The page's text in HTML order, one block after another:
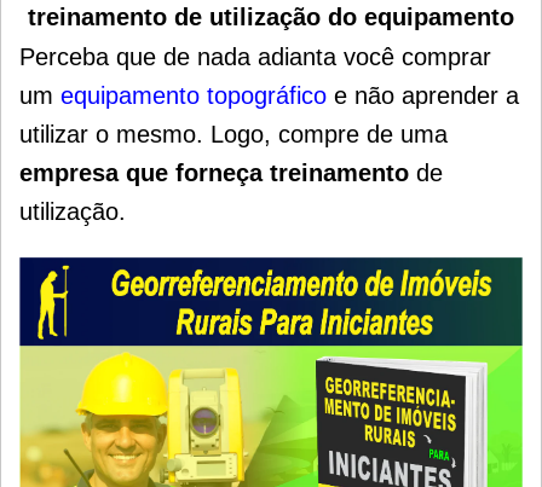
treinamento de utilização do equipamento
Perceba que de nada adianta você comprar
um equipamento topográfico e não aprender a
utilizar o mesmo. Logo, compre de uma
empresa que forneça treinamento de
utilização.